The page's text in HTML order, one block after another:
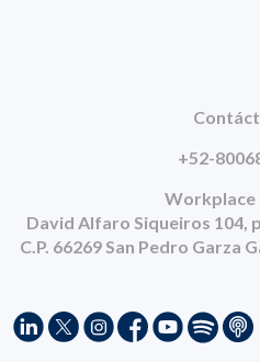
+52-
Workplace
David Alfaro Siqueiros 104,
C.P. 66269 San Pedro Garza